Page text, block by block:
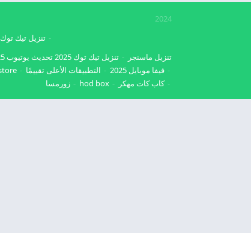
2024
تنزيل ماسنجر تنزيل تيك توك 2025
تنزيل تيك
تحديث يوتيوب 2025
فيفا موبايل 2025
التطبيقات الأعلى تقييمًا
كاب كات مهكر
hod box زورمسا